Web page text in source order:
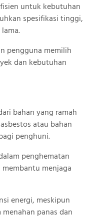
untuk kebutuhan
spesifikasi tinggi,
pengguna memilih
dan kebutuhan
bahan yang ramah
atau bahan
penghuni.
penghematan
menjaga
energi, meskipun
panas dan